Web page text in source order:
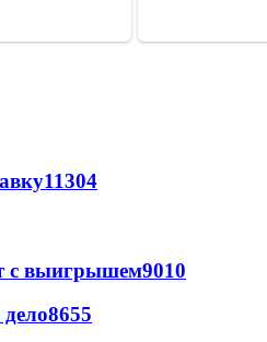
11304
с выигрышем9010
8655